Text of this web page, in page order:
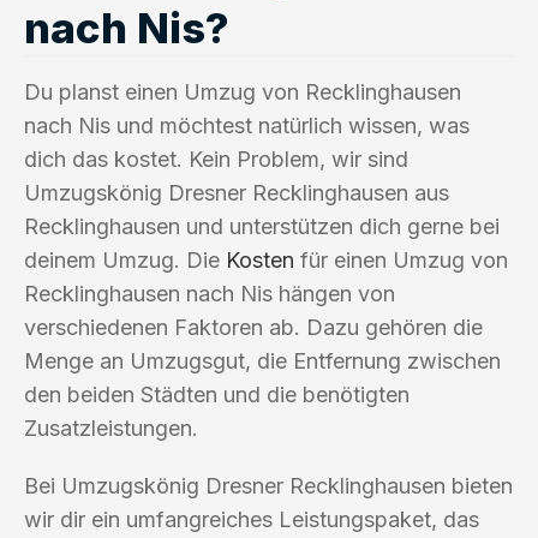
nach Nis?
Du planst einen Umzug von Recklinghausen
nach Nis und möchtest natürlich wissen, was
dich das kostet. Kein Problem, wir sind
Umzugskönig Dresner Recklinghausen aus
Recklinghausen und unterstützen dich gerne bei
deinem Umzug. Die Kosten für einen Umzug von
Recklinghausen nach Nis hängen von
verschiedenen Faktoren ab. Dazu gehören die
Menge an Umzugsgut, die Entfernung zwischen
den beiden Städten und die benötigten
Zusatzleistungen.
Bei Umzugskönig Dresner Recklinghausen bieten
wir dir ein umfangreiches Leistungspaket, das